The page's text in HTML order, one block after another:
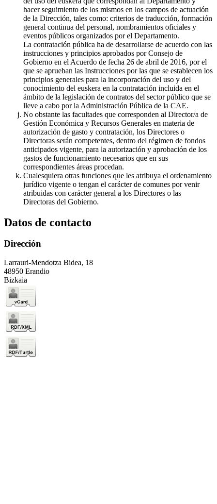
hacer seguimiento de los mismos en los campos de actuación
de la Dirección, tales como: criterios de traducción, formación
general continua del personal, nombramientos oficiales y
eventos públicos organizados por el Departamento.
La contratación pública ha de desarrollarse de acuerdo con las
instrucciones y principios aprobados por Consejo de
Gobierno en el Acuerdo de fecha 26 de abril de 2016, por el
que se aprueban las Instrucciones por las que se establecen los
principios generales para la incorporación del uso y del
conocimiento del euskera en la contratación incluida en el
ámbito de la legislación de contratos del sector público que se
lleve a cabo por la Administración Pública de la CAE.
No obstante las facultades que corresponden al Director/a de
Gestión Económica y Recursos Generales en materia de
autorización de gasto y contratación, los Directores o
Directoras serán competentes, dentro del régimen de fondos
anticipados vigente, para la autorización y aprobación de los
gastos de funcionamiento necesarios que en sus
correspondientes áreas procedan.
Cualesquiera otras funciones que les atribuya el ordenamiento
jurídico vigente o tengan el carácter de comunes por venir
atribuidas con carácter general a los Directores o las
Directoras del Gobierno.
Datos de contacto
Dirección
Larrauri-Mendotza Bidea, 18
48950 Erandio
Bizkaia